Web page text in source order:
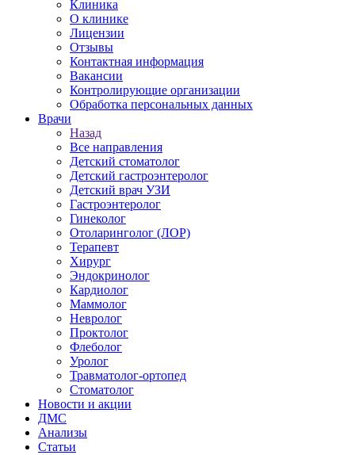
Клиника
О клинике
Лицензии
Отзывы
Контактная информация
Вакансии
Контролирующие организации
Обработка персональных данных
Врачи
Назад
Все направления
Детский стоматолог
Детский гастроэнтеролог
Детский врач УЗИ
Гастроэнтеролог
Гинеколог
Отоларинголог (ЛОР)
Терапевт
Хирург
Эндокринолог
Кардиолог
Маммолог
Невролог
Проктолог
Флеболог
Уролог
Травматолог-ортопед
Стоматолог
Новости и акции
ДМС
Анализы
Статьи